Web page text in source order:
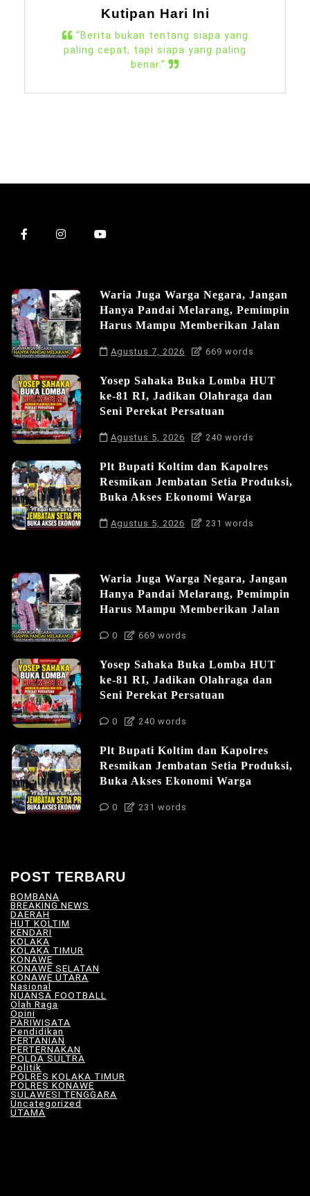
Kutipan Hari Ini
“Berita bukan tentang siapa yang
paling cepat, tapi siapa yang paling
benar.”
Waria Juga Warga Negara, Jangan
Hanya Pandai Melarang, Pemimpin
Harus Mampu Memberikan Jalan
Agustus 7, 2026 669 words
Yosep Sahaka Buka Lomba HUT
ke-81 RI, Jadikan Olahraga dan
Seni Perekat Persatuan
Agustus 5, 2026 240 words
Plt Bupati Koltim dan Kapolres
Resmikan Jembatan Setia Produksi,
Buka Akses Ekonomi Warga
Agustus 5, 2026 231 words
Waria Juga Warga Negara, Jangan
Hanya Pandai Melarang, Pemimpin
Harus Mampu Memberikan Jalan
0 669 words
Yosep Sahaka Buka Lomba HUT
ke-81 RI, Jadikan Olahraga dan
Seni Perekat Persatuan
0 240 words
Plt Bupati Koltim dan Kapolres
Resmikan Jembatan Setia Produksi,
Buka Akses Ekonomi Warga
0 231 words
POST TERBARU
BOMBANA
BREAKING NEWS
DAERAH(570)
HUT KOLTIM
KENDARI(104)
KOLAKA(21)
KOLAKA TIMUR
KONAWE(34)
KONAWE SELATAN
KONAWE UTARA(10)
Nasional(101)
NUANSA FOOTBALL
Olah Raga(13)
Opini(6)
PARIWISATA
Pendidikan(17)
PERTANIAN
PERTERNAKAN
POLDA SULTRA
Politik(8)
POLRES KOLAKA TIMUR
POLRES KONAWE(9)
SULAWESI TENGGARA
Uncategorized(118)
UTAMA(182)